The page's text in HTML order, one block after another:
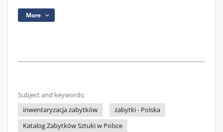
More
Subject and keywords:
inwentaryzacja zabytków
zabytki - Polska
Katalog Zabytków Sztuki w Polsce